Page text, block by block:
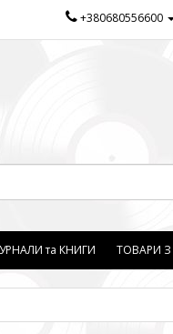
+380680556600
та КНИГИ ТОВАРИ